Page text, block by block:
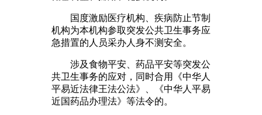
国度激励医疗机构、疾病防止节制
机构为本机构参取突发公共卫生事务应
急措置的人员采办人身不测安全。
涉及食物平安、药品平安等突发公
共卫生事务的应对，同时合用《中华人
平易近法律王法公法》、《中华人平易
近国药品办理法》等法令的。